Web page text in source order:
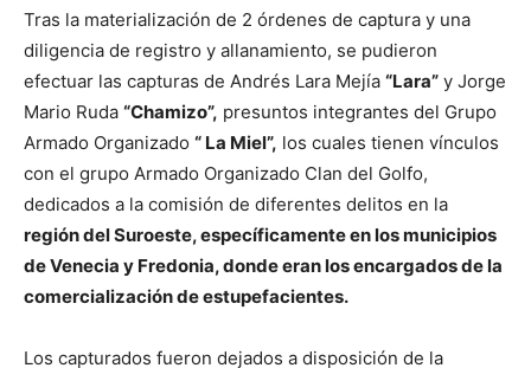
Tras la materialización de 2 órdenes de captura y una
diligencia de registro y allanamiento, se pudieron
efectuar las capturas de Andrés Lara Mejía “Lara” y Jorge
Mario Ruda “Chamizo”, presuntos integrantes del Grupo
Armado Organizado “ La Miel”, los cuales tienen vínculos
con el grupo Armado Organizado Clan del Golfo,
dedicados a la comisión de diferentes delitos en la
región del Suroeste, específicamente en los municipios
de Venecia y Fredonia, donde eran los encargados de la
comercialización de estupefacientes.
Los capturados fueron dejados a disposición de la